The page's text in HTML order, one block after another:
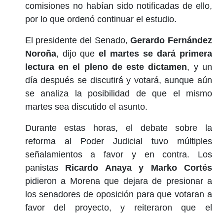
comisiones no habían sido notificadas de ello,
por lo que ordenó continuar el estudio.
El presidente del Senado,Gerardo Fernández
Noroña, dijo queel martes se dará primera
lectura en el pleno de este dictamen, y un
día después se discutirá y votará, aunque aún
se analiza la posibilidad de que el mismo
martes sea discutido el asunto.
Durante estas horas, el debate sobre la
reforma al Poder Judicial tuvo múltiples
señalamientos a favor y en contra. Los
panistas Ricardo Anaya y Marko Cortés
pidieron a Morena que dejara de presionar a
los senadores de oposición para que votaran a
favor del proyecto, y reiteraron que el